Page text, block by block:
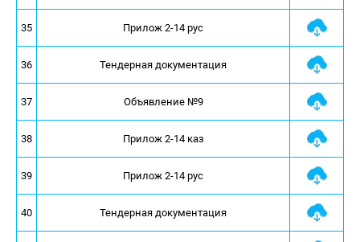
35 Прилож 2-14 рус
36 Тендерная документация
37 Объявление №9
38 Прилож 2-14 каз
39 Прилож 2-14 рус
40 Тендерная документация